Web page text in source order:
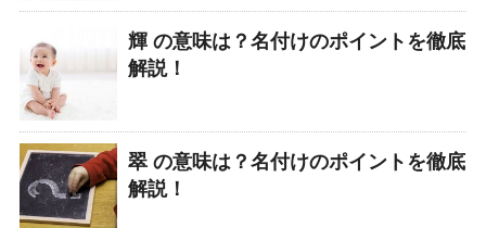
輝 の意味は？名付けのポイントを徹底
解説！
翠 の意味は？名付けのポイントを徹底
解説！